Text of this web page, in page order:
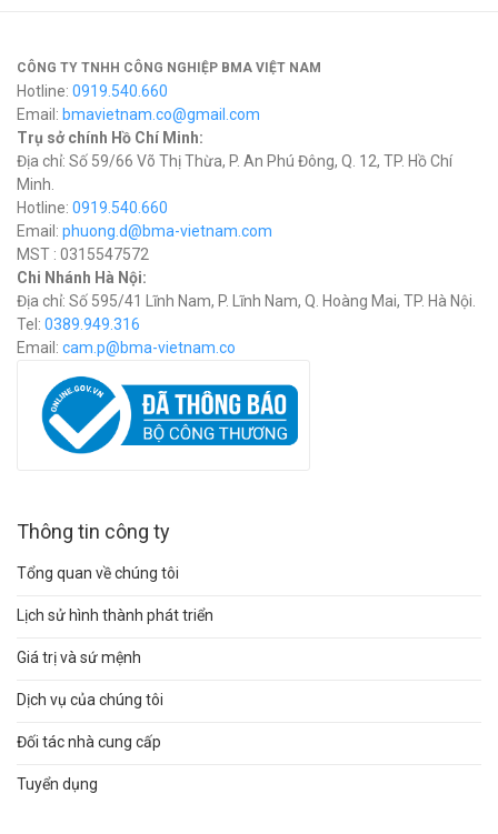
CÔNG TY TNHH CÔNG NGHIỆP BMA VIỆT NAM
Hotline: 0919.540.660
Email: bmavietnam.co@gmail.com
Trụ sở chính Hồ Chí Minh:
Địa chỉ: Số 59/66 Võ Thị Thừa, P. An Phú Đông, Q. 12, TP. Hồ Chí
Minh.
Hotline: 0919.540.660
Email: phuong.d@bma-vietnam.com
MST : 0315547572
Chi Nhánh Hà Nội:
Địa chỉ: Số 595/41 Lĩnh Nam, P. Lĩnh Nam, Q. Hoàng Mai, TP. Hà Nội.
Tel: 0389.949.316
Email: cam.p@bma-vietnam.co
Thông tin công ty
Tổng quan về chúng tôi
Lịch sử hình thành phát triển
Giá trị và sứ mệnh
Dịch vụ của chúng tôi
Đối tác nhà cung cấp
Tuyển dụng